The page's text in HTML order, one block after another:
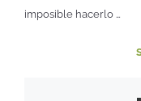
imposible hacerlo …